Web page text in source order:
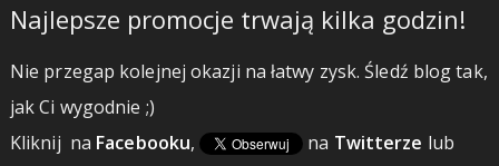
Najlepsze promocje trwają kilka godzin!
Nie przegap kolejnej okazji na łatwy zysk. Śledź blog tak,
jak Ci wygodnie ;)
Kliknij na Facebooku, na Twitterze lub